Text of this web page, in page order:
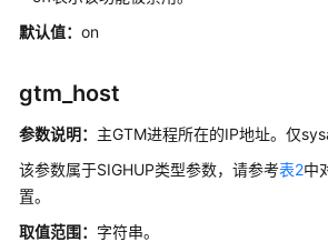
8.x）
发
指
（集
式
默认值： on
gtm_host
参数说明： 主GTM进程所在的IP地址。仅
该参数属于SIGHUP类型参数，请参考表2中
置。
取值范围： 字符串。